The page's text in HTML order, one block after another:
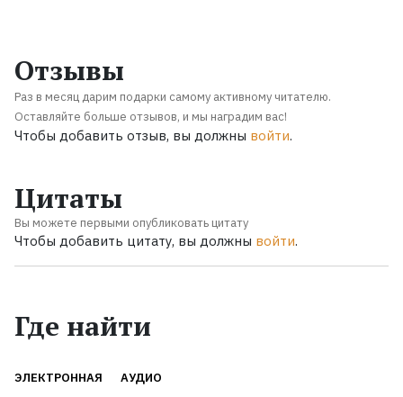
Отзывы
Раз в месяц дарим подарки самому активному читателю.
Оставляйте больше отзывов, и мы наградим вас!
Чтобы добавить отзыв, вы должны войти.
Цитаты
Вы можете первыми опубликовать цитату
Чтобы добавить цитату, вы должны войти.
Где найти
ЭЛЕКТРОННАЯ АУДИО